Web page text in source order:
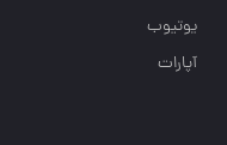
یوتیوب
آپارات